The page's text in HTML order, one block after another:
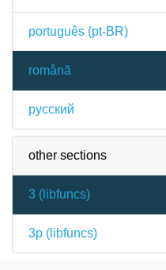
português (pt-BR)
română
русский
other sections
3 ( libfuncs)
3p ( libfuncs)